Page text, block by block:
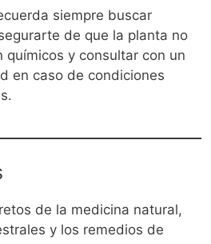
siempre buscar
de que la planta no
y consultar con un
en caso de condiciones
de la medicina natural,
y los remedios de